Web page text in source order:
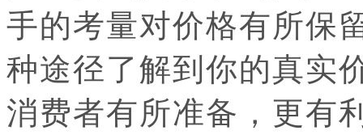
手的考量对价格有所保
种途径了解到你的真实
消费者有所准备，更有